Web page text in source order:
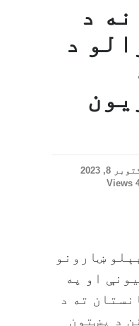
د
د
8, 2023
ښارونو
او په
ته د
د پښتون